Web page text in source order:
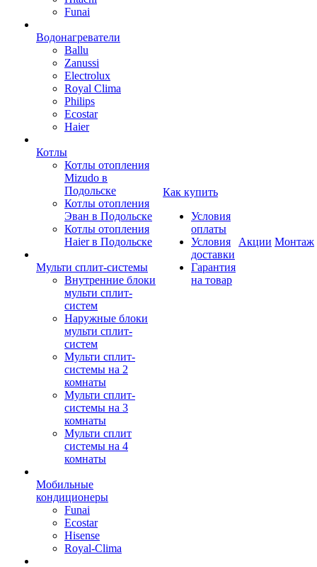
Funai
Водонагреватели
Ballu
Zanussi
Electrolux
Royal Clima
Philips
Ecostar
Haier
Котлы
Котлы отопления
Mizudo в
Подольске
Котлы отопления
Эван в Подольске
Котлы отопления
Haier в Подольске
Мульти сплит-системы
Внутренние блоки
мульти сплит-
систем
Наружные блоки
мульти сплит-
систем
Мульти сплит-
системы на 2
комнаты
Мульти сплит-
системы на 3
комнаты
Мульти сплит
системы на 4
комнаты
Мобильные
кондиционеры
Funai
Ecostar
Hisense
Royal-Clima
Как купить
Условия
оплаты
Условия
доставки
Гарантия
на товар
Акции Монтаж